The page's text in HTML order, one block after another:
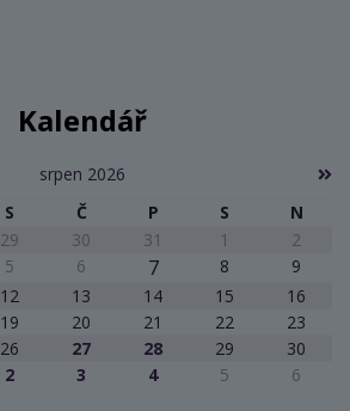
Kalendář
srpen 2026
S Č P S
N
29 30 31 1
2
5 6 7 8
9
12 13 14 15
16
19 20 21 22
23
26 27 28 29
30
2 3 4 5 6